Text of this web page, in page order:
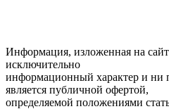
Информация, изложенная на
исключительно
информационный характер и ни
является публичной офертой,
определяемой положениями